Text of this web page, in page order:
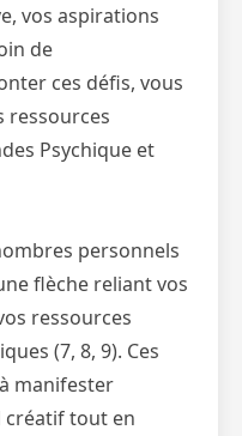
vos aspirations
de
ces défis, vous
ressources
Psychique et
personnels
flèche reliant vos
ressources
(7, 8, 9). Ces
manifester
tout en